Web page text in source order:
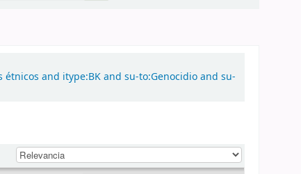
and itype:BK and su-to:Genocidio and su-